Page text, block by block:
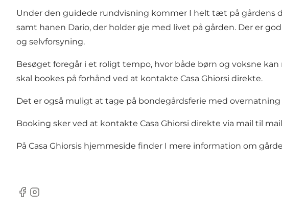
Under den guidede rundvisning kommer I helt tæt på gårdens
samt hanen Dario, der holder øje med livet på gården. Der er
og selvforsyning.
Besøget foregår i et roligt tempo, hvor både børn og voksne
skal bookes på forhånd ved at kontakte Casa Ghiorsi direkte.
Det er også muligt at tage på bondegårdsferie med
Booking sker ved at kontakte Casa Ghiorsi direkte via mail til
På Casa Ghiorsis hjemmeside finder I mere information om
Facebook
Instagram